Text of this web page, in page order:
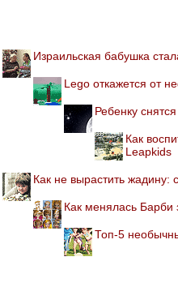
Израильская бабушка
Lego откажется от
Ребенку
Как
Leapkids
Как не вырастить жадину:
Как менялась Барби
Топ-5